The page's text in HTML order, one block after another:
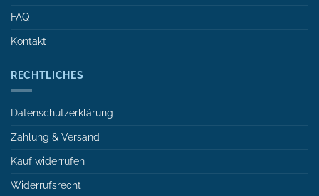
FAQ
Kontakt
RECHTLICHES
Datenschutzerklärung
Zahlung & Versand
Kauf widerrufen
Widerrufsrecht